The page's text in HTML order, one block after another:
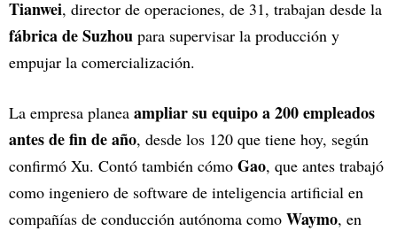
Tianwei, director de operaciones, de 31, trabajan desde la
fábrica de Suzhou para supervisar la producción y
empujar la comercialización.
La empresa planea ampliar su equipo a 200 empleados
antes de fin de año, desde los 120 que tiene hoy, según
confirmó Xu. Contó también cómo Gao, que antes trabajó
como ingeniero de software de inteligencia artificial en
compañías de conducción autónoma como Waymo, en